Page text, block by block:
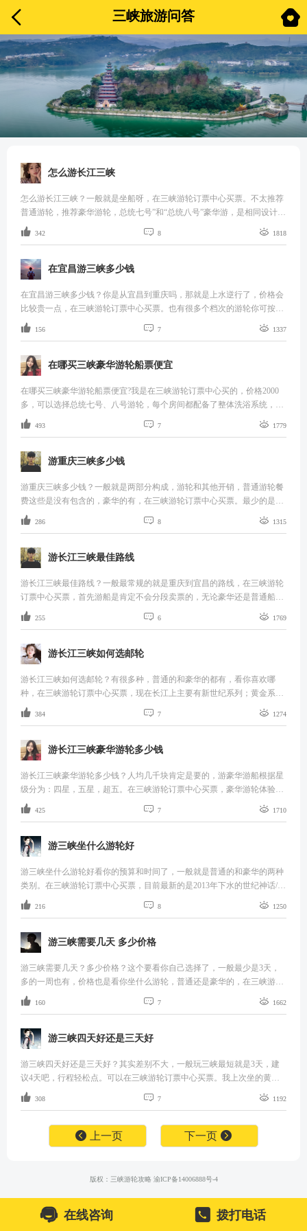
 三峡旅游问答 
怎么游长江三峡
怎么游长江三峡？一般就是坐船呀，在三峡游轮订票中心买票。不太推荐
普通游轮，推荐豪华游轮，总统七号”和“总统八号”豪华游，是相同设计、
相同工艺的姊妹舰。我上个月刚去玩了回来。全船船长达到长江航运设计
 342  8  1818
在宜昌游三峡多少钱
在宜昌游三峡多少钱？你是从宜昌到重庆吗，那就是上水逆行了，价格会
比较贵一点，在三峡游轮订票中心买票。也有很多个档次的游轮你可按情
况选择，长江黄金7号游轮是最新一代超豪华游轮，是现在长江上按国际
 156  7  1337
在哪买三峡豪华游轮船票便宜
在哪买三峡豪华游轮船票便宜?我是在三峡游轮订票中心买的，价格2000
多，可以选择总统七号、八号游轮，每个房间都配备了整体洗浴系统，而
独立阳台更令游客随时欣赏到长江的壮丽景观。除此之外，游船设计安全
 493  7  1779
游重庆三峡多少钱
游重庆三峡多少钱？一般就是两部分构成，游轮和其他开销，普通游轮餐
费这些是没有包含的，豪华的有，在三峡游轮订票中心买票。最少的是3
天，普通的游轮看几等舱，一等舱二等舱三等舱什么的，千百块到六百多
 286  8  1315
游长江三峡最佳路线
游长江三峡最佳路线？一般最常规的就是重庆到宜昌的路线，在三峡游轮
订票中心买票，首先游船是肯定不会分段卖票的，无论豪华还是普通船。
如果想分段走，考虑飞艇，需要先乘车到万州上船。三峡的风景是山水的
到瞿塘峡游玩，这个概念本身有问题，瞿塘峡不是一个固定的地点，也不
是某坐山头，而是很小的一段三峡航道，乘船经过它，才能领略瞿塘峡的
内涵。
 255  6  1769
游长江三峡如何选邮轮
游长江三峡如何选邮轮？有很多种，普通的和豪华的都有，看你喜欢哪
种，在三峡游轮订票中心买票，现在长江上主要有新世纪系列；黄金系
列；总统系列；美国维多利亚系列。体验都是很不错的，建议根据自己适
 384  7  1274
游长江三峡豪华游轮多少钱
游长江三峡豪华游轮多少钱？人均几千块肯定是要的，游豪华游船根据星
级分为：四星，五星，超五。在三峡游轮订票中心买票，豪华游轮体验会
比较好，是一张船票游三峡，吃住游玩娱全包，游轮全部为标准两人间。
 425  7  1710
游三峡坐什么游轮好
游三峡坐什么游轮好看你的预算和时间了，一般就是普通的和豪华的两种
类别。在三峡游轮订票中心买票，目前最新的是2013年下水的世纪神话/世
纪传奇，黄金7/8号，总统7/8号，这些都是超五星豪华游轮，载客数400左
 216  8  1250
游三峡需要几天 多少价格
游三峡需要几天？多少价格？这个要看你自己选择了，一般最少是3天，
多的一周也有，价格也是看你坐什么游轮，普通还是豪华的，在三峡游轮
订票中心买票。最好是跟团走，一般在宜昌呀，重庆，万州呀呀什么的都
 160  7  1662
游三峡四天好还是三天好
游三峡四天好还是三天好？其实差别不大，一般玩三峡最短就是3天，建
议4天吧，行程轻松点。可以在三峡游轮订票中心买票。我上次坐的黄金
号邮轮。长江黄金2号邮轮，这艘船长149.96米，宽24米，现代商务风格的
 308  7  1192
 上一页 下一页 
版权：三峡游轮攻略 渝ICP备14006888号-4
 在线咨询  拨打电话